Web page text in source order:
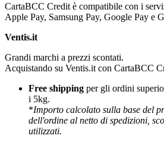
CartaBCC Credit è compatibile con i
Apple Pay, Samsung Pay, Google Pay e
Ventis.it
Grandi marchi a prezzi scontati.
Acquistando su Ventis.it con CartaBCC
Free shipping per gli ordini
i 5kg.
*Importo calcolato sulla base del
dell'ordine al netto di spedizioni,
utilizzati.